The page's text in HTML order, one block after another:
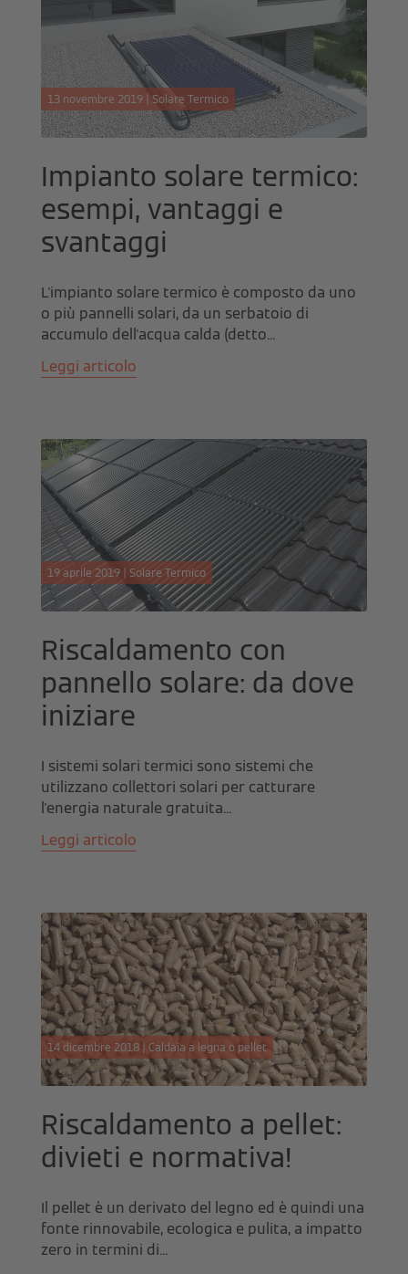
13 novembre 2019 | Solare Termico
Impianto solare termico:
esempi, vantaggi e
svantaggi
L'impianto solare termico è composto da uno
o più pannelli solari, da un serbatoio di
accumulo dell'acqua calda (detto...
Leggi articolo
19 aprile 2019 | Solare Termico
Riscaldamento con
pannello solare: da dove
iniziare
I sistemi solari termici sono sistemi che
utilizzano collettori solari per catturare
l'energia naturale gratuita...
Leggi articolo
14 dicembre 2018 | Caldaia a legna o pellet
Riscaldamento a pellet:
divieti e normativa!
Il pellet è un derivato del legno ed è quindi una
fonte rinnovabile, ecologica e pulita, a impatto
zero in termini di...